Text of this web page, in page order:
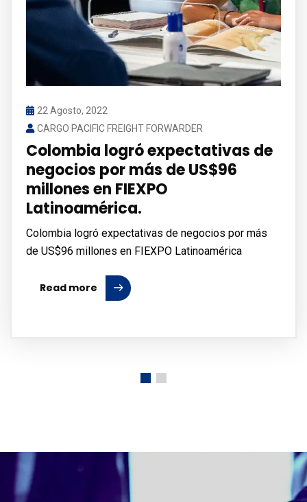
22 Agosto, 2022
CARGO PACIFIC FREIGHT FORWARDER
Colombia logró expectativas de
negocios por más de US$96
millones en FIEXPO
Latinoamérica.
Colombia logró expectativas de negocios por más
de US$96 millones en FIEXPO Latinoamérica
Read more